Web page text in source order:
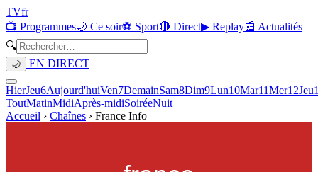
TVfr
📺 Programmes🌙 Ce soir⚽ Sport🔴 Direct▶ Replay📰 Actualités
🔍
🌙 EN DIRECT
HierJeu6Aujourd'huiVen7DemainSam8Dim9Lun10Mar11Mer12Jeu
ToutMatinMidiAprès-midiSoiréeNuit
Accueil › Chaînes › France Info